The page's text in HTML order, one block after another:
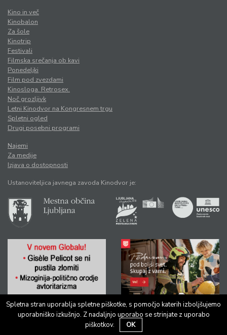
Kino in več
Kinobalon
Za šole
Kinotrip
Festivali
Filmska srečanja ob kavi
Ponedeljki
Film pod zvezdami
Kinosloga. Retrosex.
Noč grozljivk
Letni Kinodvor na Kongresnem trgu
Spletni ogled
Drugi posebni programi
Najemi
Za medije
Izjava o dostopnosti
Ustanoviteljica javnega zavoda Kinodvor je:
Spletna stran uporablja spletne piškotke, s pomočjo katerih izboljšujemo
uporabniško izkušnjo. Z nadaljnjo uporabo se strinjate z uporabo
piškotkov.
OK